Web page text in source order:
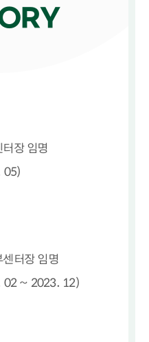
장 임명
05)
터장 임명
02 ~ 2023. 12)